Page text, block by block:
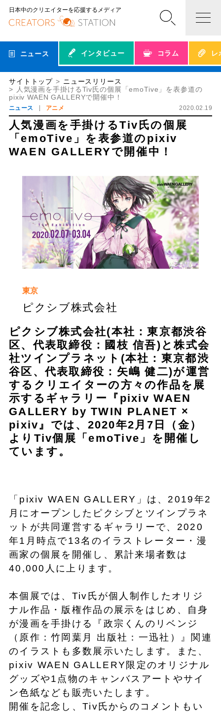
日本中のクリエイターを応援するメディア
ニュース インタビュー コラム レ
サイトトップ
ニュースリリース
人気漫画を手掛けるTiv氏の個展「emoTive」を表参道の
pixiv WAEN GALLERYで開催中！
ニュース アニメ 2020.02.19
人気漫画を手掛けるTiv氏の個展
「emoTive」を表参道のpixiv
WAEN GALLERYで開催中！
東京
ピクシブ株式会社
ピクシブ株式会社(本社：東京都渋谷
区、代表取締役：國枝 信吾)と株式会
社ツインプラネット(本社：東京都渋
谷区、代表取締役：矢嶋 健二)が運営
するクリエイターの方々の作品を展
示するギャラリー『pixiv WAEN
GALLERY by TWIN PLANET ×
pixiv』では、2020年2月7日（金）
よりTiv個展「emoTive」を開催し
ています。
「pixiv WAEN GALLERY」は、2019年2
月にオープンしたピクシブとツインプラネ
ットが共同運営するギャラリーで、2020
年1月時点で13名のイラストレーター・漫
画家の個展を開催し、累計来場者数は
40,000人に上ります。
本個展では、Tiv氏が個人制作したオリジ
ナル作品・版権作品の展示をはじめ、自身
が漫画を手掛ける『政宗くんのリベンジ
（原作：竹岡葉月 出版社：一迅社）』関連
のイラストも多数展示いたします。また、
pixiv WAEN GALLERY限定のオリジナル
グッズや1点物のキャンバスアートやサイ
ン色紙なども販売いたします。
開催を記念し、Tiv氏からのコメントもい